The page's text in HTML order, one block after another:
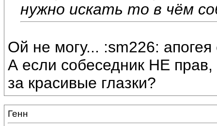
нужно искать то в чём
Ой не могу... :sm226:
А если собеседник НЕ прав,
за красивые глазки?
Генн